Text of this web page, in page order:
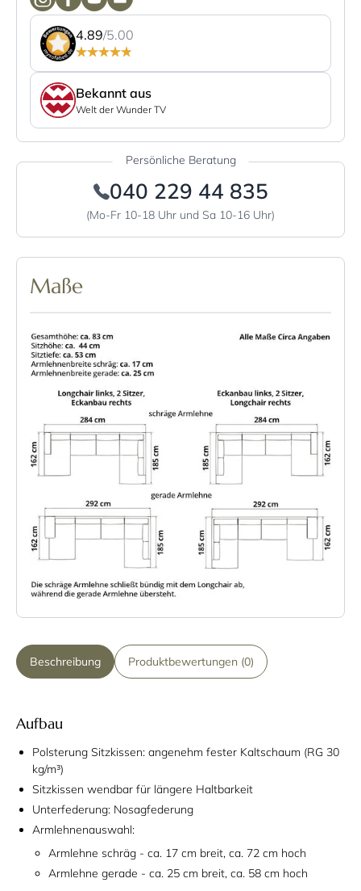
4.89/5.00
Bekannt aus
Welt der Wunder TV
Persönliche Beratung
040 229 44 835
(Mo-Fr 10-18 Uhr und Sa 10-16 Uhr)
Maße
Beschreibung Produktbewertungen (0)
Aufbau
Polsterung Sitzkissen: angenehm fester Kaltschaum (RG 30
kg/m³)
Sitzkissen wendbar für längere Haltbarkeit
Unterfederung: Nosagfederung
Armlehnenauswahl:
Armlehne schräg - ca. 17 cm breit, ca. 72 cm hoch
Armlehne gerade - ca. 25 cm breit, ca. 58 cm hoch